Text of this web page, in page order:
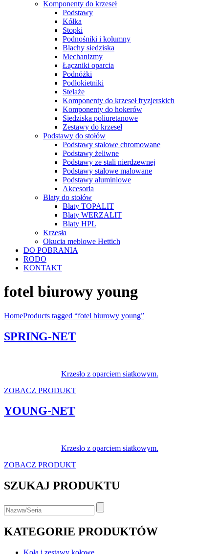
Komponenty do krzeseł
Podstawy
Kółka
Stopki
Podnośniki i kolumny
Blachy siedziska
Mechanizmy
Łączniki oparcia
Podnóżki
Podłokietniki
Stelaże
Komponenty do krzeseł fryzjerskich
Komponenty do hokerów
Siedziska poliuretanowe
Zestawy do krzeseł
Podstawy do stołów
Podstawy stalowe chromowane
Podstawy żeliwne
Podstawy ze stali nierdzewnej
Podstawy stalowe malowane
Podstawy aluminiowe
Akcesoria
Blaty do stołów
Blaty TOPALIT
Blaty WERZALIT
Blaty HPL
Krzesła
Okucia meblowe Hettich
DO POBRANIA
RODO
KONTAKT
fotel biurowy young
HomeProducts tagged “fotel biurowy young”
SPRING-NET
Krzesło z oparciem siatkowym.
ZOBACZ PRODUKT
YOUNG-NET
Krzesło z oparciem siatkowym.
ZOBACZ PRODUKT
SZUKAJ PRODUKTU
KATEGORIE PRODUKTÓW
Koła i zestawy kołowe